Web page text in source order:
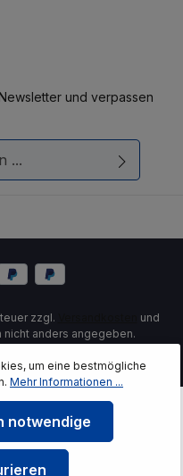
und verpassen
zzgl.
und
nicht anders angegeben.
um eine bestmögliche
Mehr Informationen ...
notwendige